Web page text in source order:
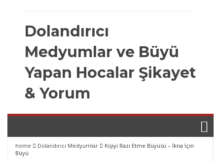
Dolandırıcı
Medyumlar ve Büyü
Yapan Hocalar Şikayet
& Yorum
home Dolandırıcı Medyumlar
Kişiyi Razı Etme Büyüsü – İkna İçin
Büyü